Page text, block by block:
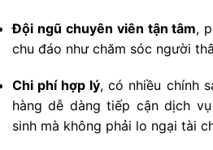
Đội ngũ chuyên viên tận tâm,
chu đáo như chăm sóc người
Chi phí hợp lý, có nhiều chính
hàng dễ dàng tiếp cận dịch
sinh mà không phải lo ngại tài